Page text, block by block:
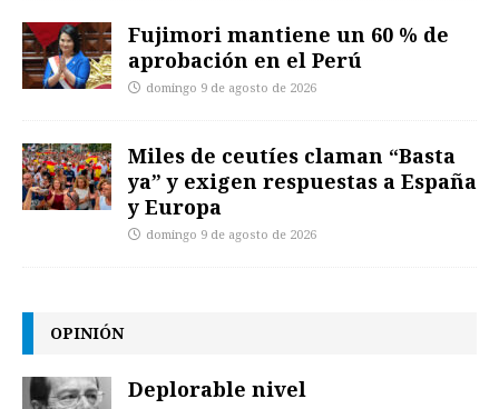
Fujimori mantiene un 60 % de
aprobación en el Perú
domingo 9 de agosto de 2026
Miles de ceutíes claman “Basta
ya” y exigen respuestas a España
y Europa
domingo 9 de agosto de 2026
OPINIÓN
Deplorable nivel